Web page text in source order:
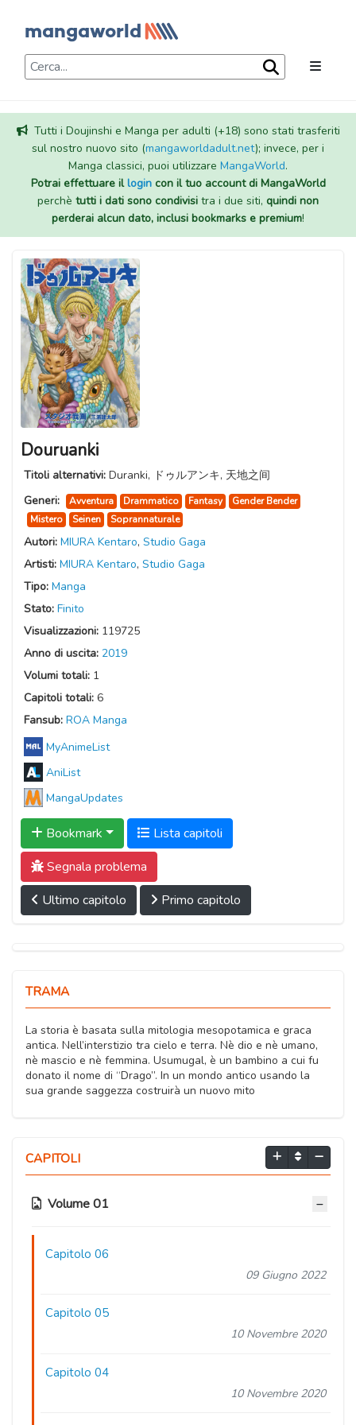
Tutti i Doujinshi e Manga per adulti (+18) sono stati trasferiti
sul nostro nuovo sito (mangaworldadult.net); invece, per i
Manga classici, puoi utilizzare MangaWorld.
Potrai effettuare illogincon il tuo account di MangaWorld
perchè tutti i dati sono condivisi tra i due siti, quindi non
perderai alcun dato, inclusi bookmarks e premium!
Douruanki
Titoli alternativi: Duranki, ドゥルアンキ, 天地之间
Generi:
Avventura Drammatico Fantasy
Gender Bender
Mistero
Seinen Soprannaturale
Autori: MIURA Kentaro, Studio Gaga
Artisti: MIURA Kentaro, Studio Gaga
Tipo: Manga
Stato: Finito
Visualizzazioni: 119725
Anno di uscita: 2019
Volumi totali: 1
Capitoli totali: 6
Fansub: ROA Manga
MyAnimeList
AniList
MangaUpdates
Bookmark
Lista capitoli
Segnala problema
Ultimo capitolo
Primo capitolo
TRAMA
La storia è basata sulla mitologia mesopotamica e graca
antica. Nell’interstizio tra cielo e terra. Nè dio e nè umano,
nè mascio e nè femmina. Usumugal, è un bambino a cui fu
donato il nome di “Drago”. In un mondo antico usando la
sua grande saggezza costruirà un nuovo mito
CAPITOLI
Volume 01
Capitolo 06
09 Giugno 2022
Capitolo 05
10 Novembre 2020
Capitolo 04
10 Novembre 2020